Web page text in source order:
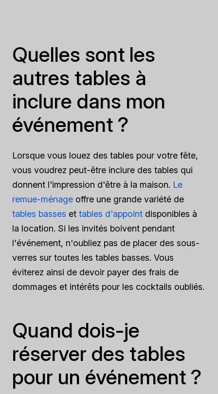
Quelles sont les
autres tables à
inclure dans mon
événement ?
Lorsque vous louez des tables pour votre fête,
vous voudrez peut-être inclure des tables qui
donnent l'impression d'être à la maison. Le
remue-ménage offre une grande variété de
tables basses et tables d'appoint disponibles à
la location. Si les invités boivent pendant
l'événement, n'oubliez pas de placer des sous-
verres sur toutes les tables basses. Vous
éviterez ainsi de devoir payer des frais de
dommages et intérêts pour les cocktails oubliés.
Quand dois-je
réserver des tables
pour un événement ?